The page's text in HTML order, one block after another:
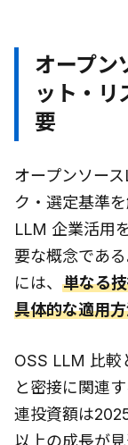
オープン
ット・リ
要
オープンソー
ク・選定基準
LLM 企業活用
要な概念であ
には、 単なる
具体的な適用
OSS LLM 比較
と密接に関連
連投資額は
以上の成長が